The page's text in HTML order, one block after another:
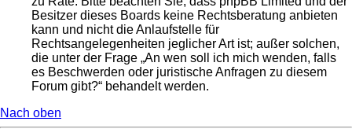
Besitzer dieses Boards keine Rechtsberatung anbieten
kann und nicht die Anlaufstelle für
Rechtsangelegenheiten jeglicher Art ist; außer solchen,
die unter der Frage „An wen soll ich mich wenden, falls
es Beschwerden oder juristische Anfragen zu diesem
Forum gibt?“ behandelt werden.
Nach oben